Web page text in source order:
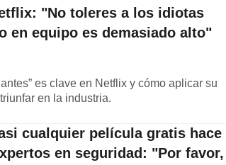
"No toleres a los idiotas
en equipo es demasiado alto"
es clave en Netflix y cómo aplicar su
en la industria.
cualquier película gratis hace
en seguridad: "Por favor,